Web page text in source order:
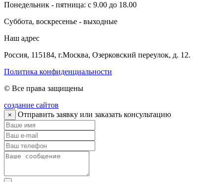
Понедельник - пятница: с 9.00 до 18.00
Суббота, воскресенье - выходные
Наш адрес
Россия, 115184, г.Москва, Озерковский переулок, д. 12.
Политика конфиденциальности
© Все права защищены
создание сайтов
× Отправить заявку или заказать консультацию